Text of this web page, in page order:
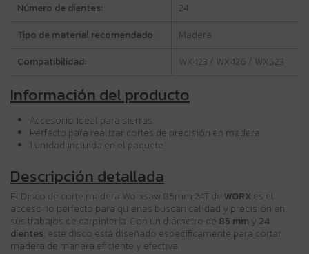
Número de dientes:
24
Tipo de material recomendado:
Madera
Compatibilidad:
WX423 / WX426 / WX523
Información del producto
Accesorio ideal para sierras.
Perfecto para realizar cortes de precisión en madera.
1 unidad incluida en el paquete.
Descripción detallada
El Disco de corte madera Worxsaw 85mm 24T deWORX es el
accesorio perfecto para quienes buscan calidad y precisión en
sus trabajos de carpintería. Con un diámetro de 85 mm y 24
dientes, este disco está diseñado específicamente para cortar
madera de manera eficiente y efectiva.